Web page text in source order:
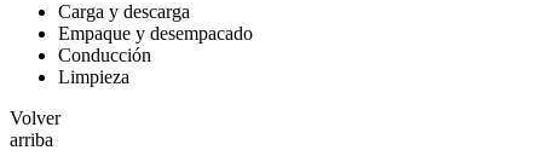
Carga y descarga
Empaque y desempacado
Conducción
Limpieza
Volver
arriba